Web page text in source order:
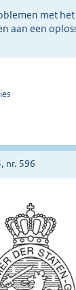
met
aan een
nr. 596